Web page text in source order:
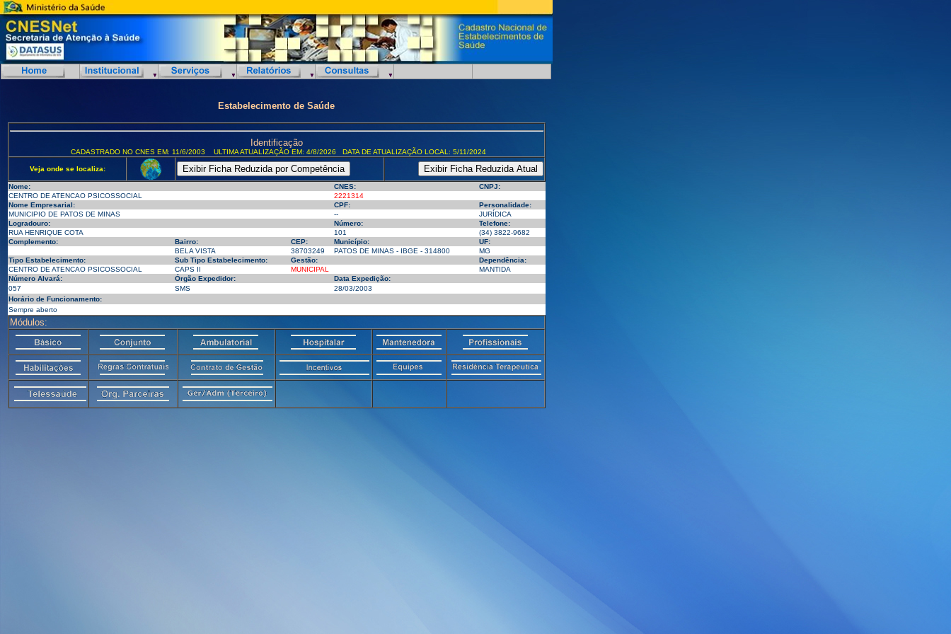
Estabelecimento de Saúde
Identificação
CADASTRADO NO CNES EM: 11/6/2003 ULTIMA ATUALIZAÇÃO EM: 4/8/2026 DATA DE ATUALIZAÇÃO LOCAL: 5/11/2024
Veja onde se localiza:
Nome: CNES:
CNPJ:
CENTRO DE ATENCAO PSICOSSOCIAL
2221314
Nome Empresarial:
CPF:
Personalidade:
MUNICIPIO DE PATOS DE MINAS
--
JURÍDICA
Logradouro:
Número:
Telefone:
RUA HENRIQUE COTA
101
(34) 3822-9682
Complemento:
Bairro: CEP: Município:
UF:
BELA VISTA
38703249 PATOS DE MINAS - IBGE - 314800
MG
Tipo Estabelecimento:
Sub Tipo Estabelecimento: Gestão:
Dependência:
CENTRO DE ATENCAO PSICOSSOCIAL
CAPS II MUNICIPAL
MANTIDA
Número Alvará:
Órgão Expedidor:
Data Expedição:
057
SMS
28/03/2003
Horário de Funcionamento:
Sempre aberto
Módulos: